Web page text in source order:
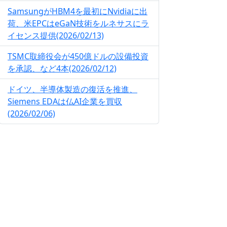
SamsungがHBM4を最初にNvidiaに出
荷、米EPCはeGaN技術をルネサスにラ
イセンス提供(2026/02/13)
TSMC取締役会が450億ドルの設備投資
を承認、など4本(2026/02/12)
ドイツ、半導体製造の復活を推進、
Siemens EDAは仏AI企業を買収
(2026/02/06)